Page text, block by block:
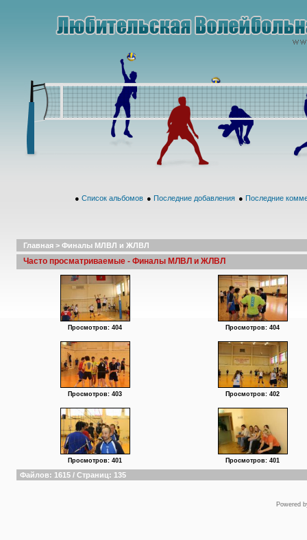
● Список альбомов ● Последние добавления ● Последние
Главная > Финалы МЛВЛ и ЖЛВЛ
Часто просматриваемые - Финалы МЛВЛ и ЖЛВЛ
Просмотров: 404 Просмотров: 404
Просмотров: 403 Просмотров: 402
Просмотров: 401 Просмотров: 401
Файлов: 1615 / Страниц: 135
Powered